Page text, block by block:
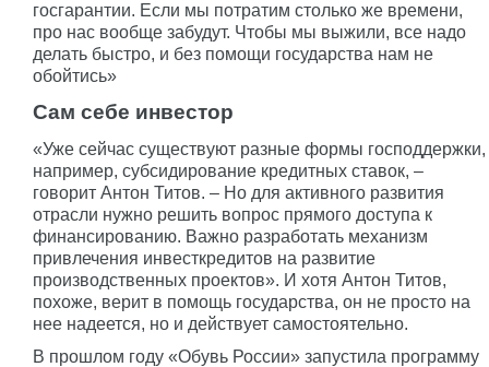
госгарантии. Если мы потратим столько же времени,
про нас вообще забудут. Чтобы мы выжили, все надо
делать быстро, и без помощи государства нам не
обойтись»
Сам себе инвестор
«Уже сейчас существуют разные формы господдержки,
например, субсидирование кредитных ставок, –
говорит Антон Титов. – Но для активного развития
отрасли нужно решить вопрос прямого доступа к
финансированию. Важно разработать механизм
привлечения инвесткредитов на развитие
производственных проектов». И хотя Антон Титов,
похоже, верит в помощь государства, он не просто на
нее надеется, но и действует самостоятельно.
В прошлом году «Обувь России» запустила программу